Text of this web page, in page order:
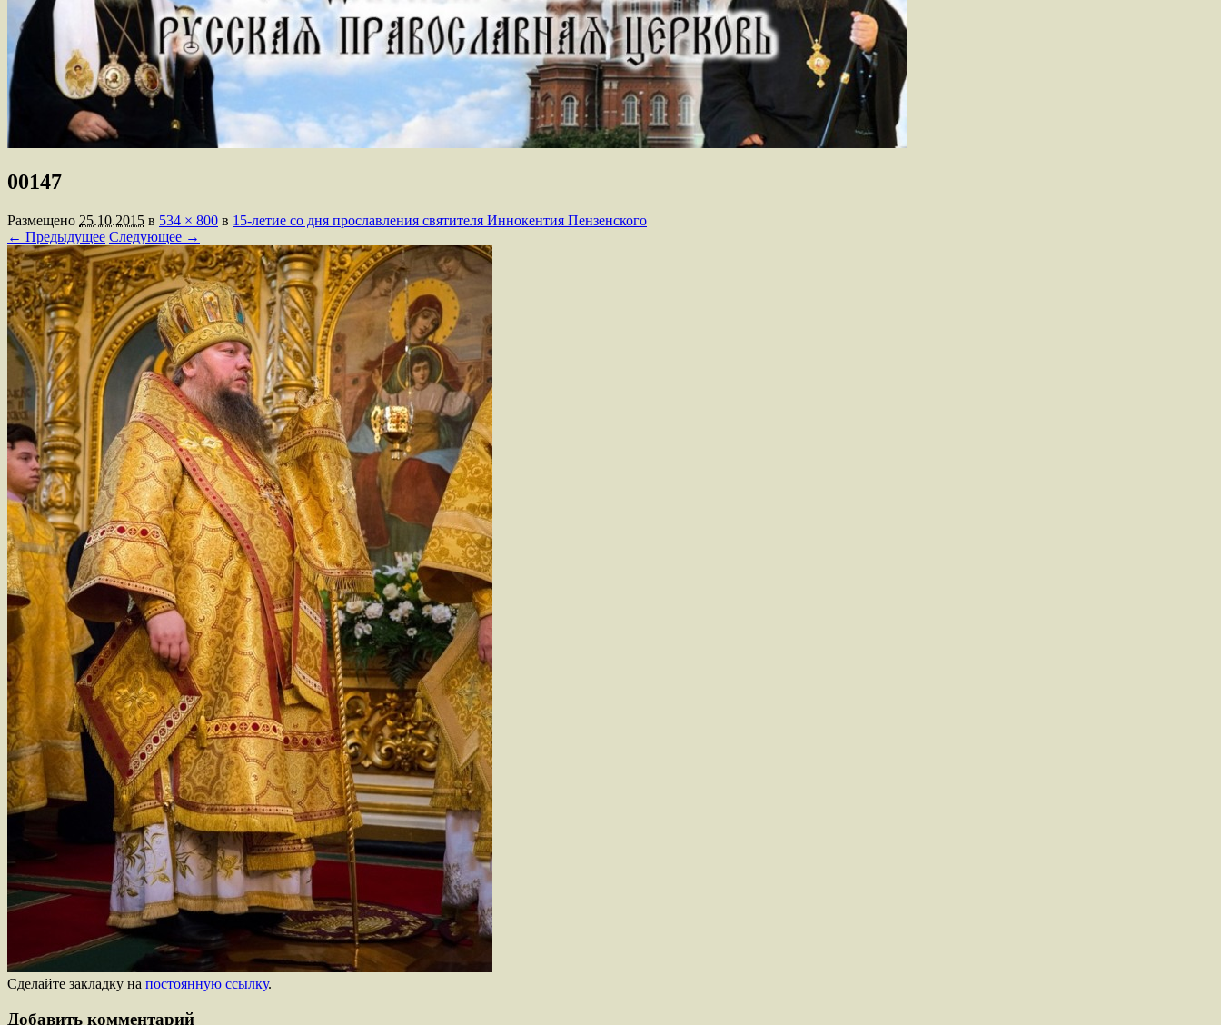
00147
Размещено 25.10.2015 в 534 × 800 в 15-летие со дня прославления святителя Иннокентия Пензенского
← Предыдущее Следующее →
Сделайте закладку на постоянную ссылку.
Добавить комментарий